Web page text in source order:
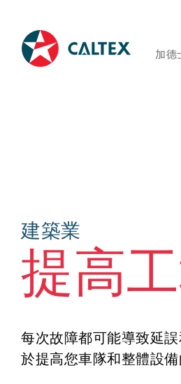
加德
建築業
提高
每次故障都可能導致延
於提高您車隊和整體設